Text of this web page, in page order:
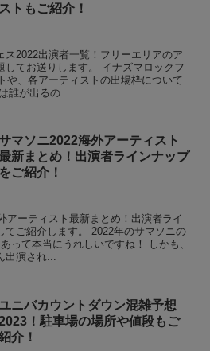
ストもご紹介！
ス2022出演者一覧！フリーエリアのア
してお送りします。 イナズマロックフ
や、各アーティストの出場枠について
誰が出るの...
マソニ2022海外アーティスト
新まとめ！出演者ラインナップ
をご紹介！
アーティスト最新まとめ！出演者ライ
てご紹介します。 2022年のサマソニの
って本当にうれしいですね！ しかも、
出演され...
ニバカウントダウン混雑予想
！駐車場の場所や値段もご
介！